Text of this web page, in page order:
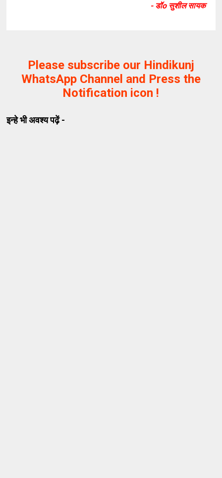
- डॉo सुशील सायक
Please subscribe our Hindikunj
WhatsApp Channel and Press the
Notification icon !
इन्हे भी अवश्य पढ़ें -